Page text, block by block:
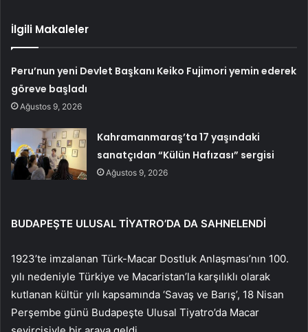
İlgili Makaleler
Peru’nun yeni Devlet Başkanı Keiko Fujimori yemin ederek
göreve başladı
Ağustos 9, 2026
Kahramanmaraş’ta 17 yaşındaki
sanatçıdan “Külün Hafızası” sergisi
Ağustos 9, 2026
BUDAPEŞTE ULUSAL TİYATRO’DA DA SAHNELENDİ
1923’te imzalanan Türk-Macar Dostluk Anlaşması’nın 100.
yılı nedeniyle Türkiye ve Macaristan’la karşılıklı olarak
kutlanan kültür yılı kapsamında ‘Savaş ve Barış’, 18 Nisan
Perşembe günü Budapeşte Ulusal Tiyatro’da Macar